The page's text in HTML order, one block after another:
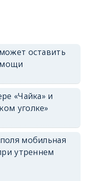
оставить
«Чайка» и
уголке»
мобильная
утреннем